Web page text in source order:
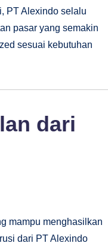
PT Alexindo selalu
pasar yang semakin
sesuai kebutuhan
dari
mampu menghasilkan
dari PT Alexindo